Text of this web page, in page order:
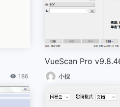
186
VueScan Pro
小搜